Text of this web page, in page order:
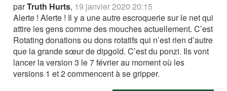
parTruth Hurts, 19 janvier 2020 20:15
Alerte ! Alerte ! Il y a une autre escroquerie sur le net qui
attire les gens comme des mouches actuellement. C’est
Rotating donations ou dons rotatifs qui n’est rien d’autre
que la grande sœur de dipgold. C’est du ponzi. Ils vont
lancer la version 3 le 7 février au moment où les
versions 1 et 2 commencent à se gripper.